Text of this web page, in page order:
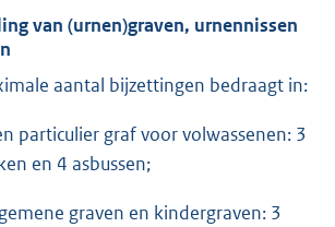
van (urnen)graven, urnennissen
aantal bijzettingen bedraagt in:
particulier graf voor volwassenen: 3
en 4 asbussen;
graven en kindergraven: 3